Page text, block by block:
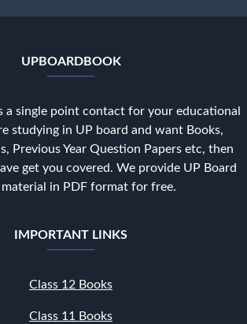
UPBOARDBOOK
a single point contact for your educational
studying in UP board and want Books,
Previous Year Question Papers etc, then
get you covered. We provide UP Board
in PDF format for free.
IMPORTANT LINKS
Class 12 Books
Class 11 Books